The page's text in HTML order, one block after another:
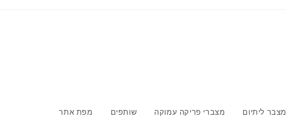
מצבר ליתיום מצברי פריקה עמוקה שותפים מפת אתר